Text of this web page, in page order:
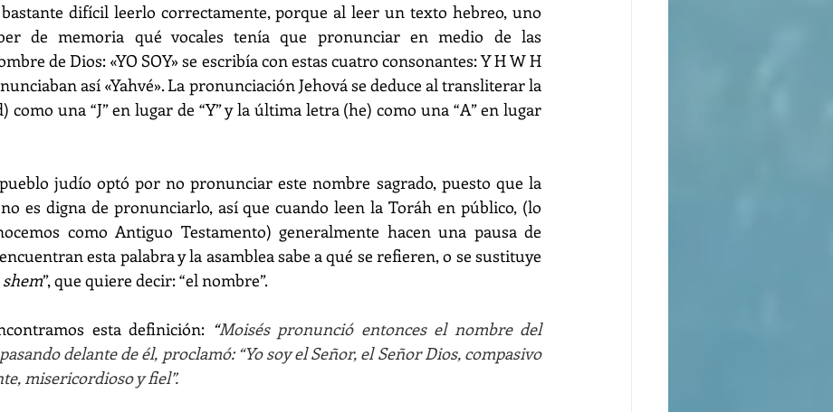
difícil leerlo correctamente, porque al leer un texto hebreo, uno
de memoria qué vocales tenía que pronunciar en medio de las
de Dios: «YO SOY» se escribía con estas cuatro consonantes: Y H W H
así «Yahvé». La pronunciación Jehová se deduce al transliterar la
como una “J” en lugar de “Y” y la última letra (he) como una “A” en lugar
judío optó por no pronunciar este nombre sagrado, puesto que la
es digna de pronunciarlo, así que cuando leen la Toráh en público, (lo
como Antiguo Testamento) generalmente hacen una pausa de
esta palabra y la asamblea sabe a qué se refieren, o se sustituye
”, que quiere decir: “el nombre”.
esta definición: “Moisés pronunció entonces el nombre del
delante de él, proclamó: “Yo soy el Señor, el Señor Dios, compasivo
misericordioso y fiel”.